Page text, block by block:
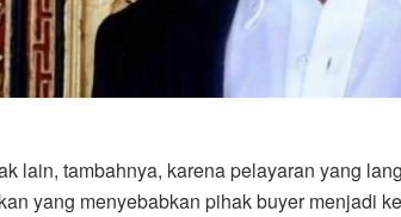
lain, tambahnya, karena pelayaran yang
yang menyebabkan pihak buyer menjadi